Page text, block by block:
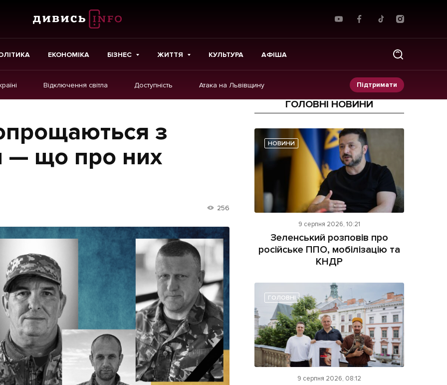
ЕКОНОМІКА БІЗНЕС ЖИТТЯ КУЛЬТУРА АФІША
Відключення світла Доступність Атака на Львівщину Підтримати
Картки
Репортаж
Лонгріди
Прес-релізи
Фото/Відео
Made in Lviv
[email protected]
Реклама на сайті
Політика конфіденційності
з
— що про них
256
ГОЛОВНІ НОВИНИ
НОВИНИ
9 серпня 2026, 10:21
Зеленський розповів про
російське ППО, мобілізацію та
КНДР
ГОЛОВНІ
9 серпня 2026, 08:12